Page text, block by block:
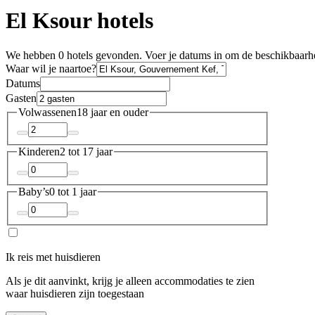
El Ksour hotels
We hebben 0 hotels gevonden. Voer je datums in om de
Waar wil je naartoe?
Datums
Gasten
Volwassenen18 jaar en ouder
Kinderen2 tot 17 jaar
Baby’s0 tot 1 jaar
Ik reis met huisdieren
Als je dit aanvinkt, krijg je alleen accommodaties te zien
waar huisdieren zijn toegestaan